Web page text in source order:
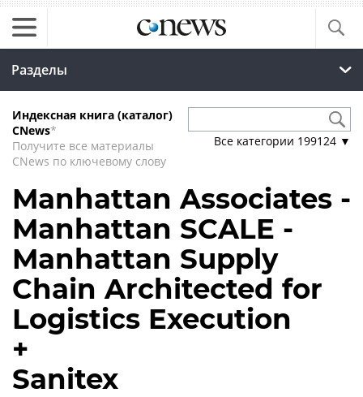
Разделы
Индексная книга (каталог)
CNews*
Получите все материалы
CNews по ключевому слову
Все категории 199124 ▼
Manhattan Associates -
Manhattan SCALE -
Manhattan Supply
Chain Architected for
Logistics Execution
+
Sanitex